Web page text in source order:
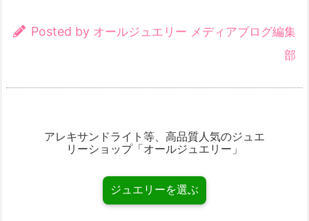
Posted by オールジュエリー メディアブログ編集
部
アレキサンドライト等、高品質人気のジュエ
リーショップ「オールジュエリー」
ジュエリーを選ぶ